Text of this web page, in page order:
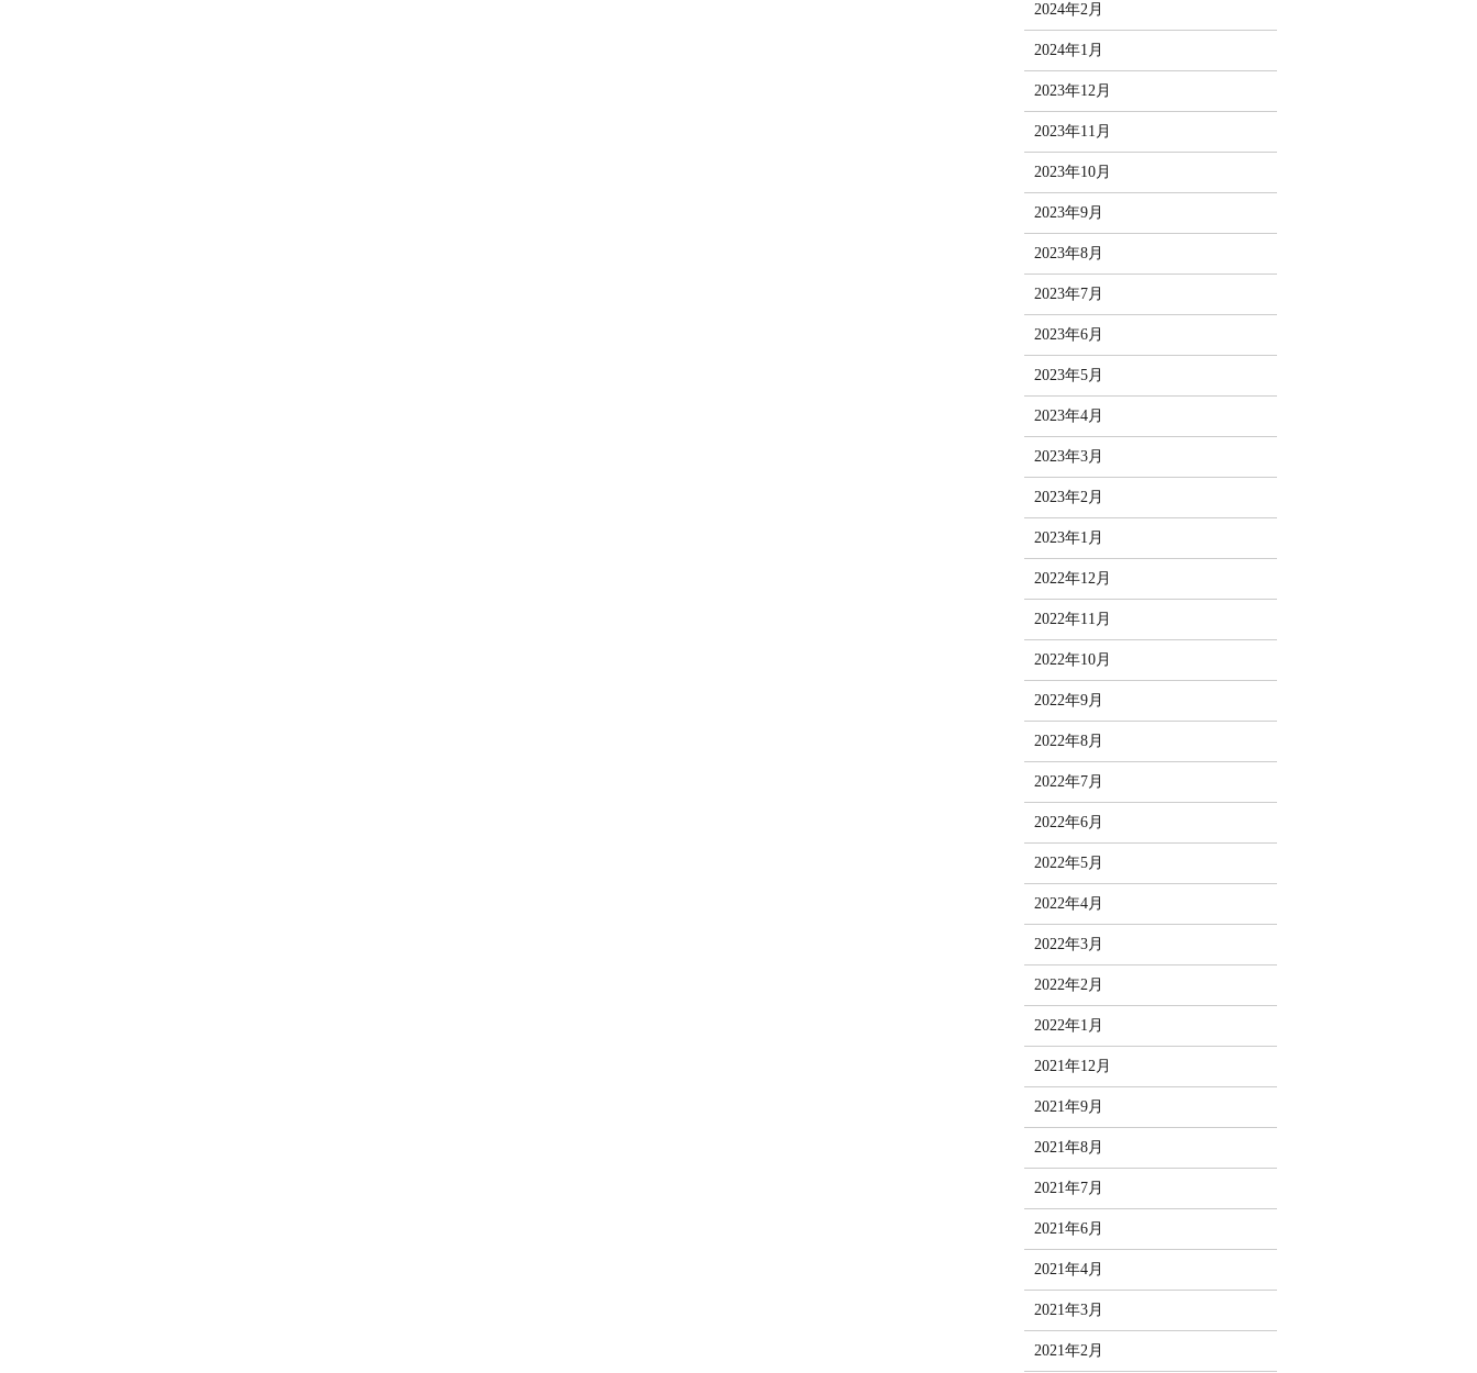
2024年2月
2024年1月
2023年12月
2023年11月
2023年10月
2023年9月
2023年8月
2023年7月
2023年6月
2023年5月
2023年4月
2023年3月
2023年2月
2023年1月
2022年12月
2022年11月
2022年10月
2022年9月
2022年8月
2022年7月
2022年6月
2022年5月
2022年4月
2022年3月
2022年2月
2022年1月
2021年12月
2021年9月
2021年8月
2021年7月
2021年6月
2021年4月
2021年3月
2021年2月